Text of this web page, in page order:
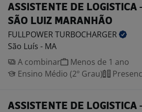
ASSISTENTE DE
SÃO LUIZ MARANHÃO
FULLPOWERTURBOCHARGER
São Luís - MA
A combinar
Menos de 1 ano
Ensino Médio (2º Grau)
ASSISTENTE DE